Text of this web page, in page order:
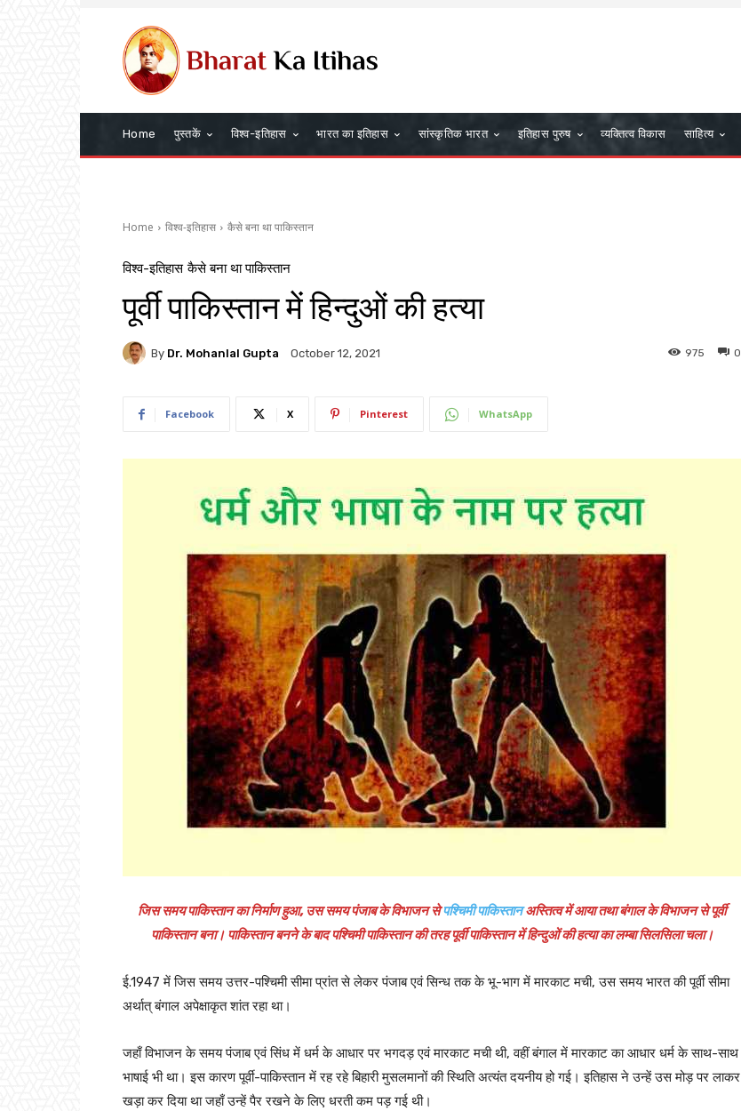
Home पुस्तकें विश्व-इतिहास भारत का इतिहास सांस्कृतिक भारत इतिहास पुरुष व्यक्तित्व विकास साहित्य
Home विश्व-इतिहास कैसे बना था पाकिस्तान
विश्व-इतिहास कैसे बना था पाकिस्तान
पूर्वी पाकिस्तान में हिन्दुओं की हत्या
By Dr. Mohanlal Gupta October 12, 2021 0
975
Facebook X Pinterest WhatsApp
जिस समय पाकिस्तान का निर्माण हुआ, उस समय पंजाब के विभाजन सेपश्चिमी पाकिस्तानअस्तित्व में आया तथा बंगाल के विभाजन से पूर्वी
पाकिस्तान बना। पाकिस्तान बनने के बाद पश्चिमी पाकिस्तान की तरह पूर्वी पाकिस्तान में हिन्दुओं की हत्या का लम्बा सिलसिला चला।
ई.1947 में जिस समय उत्तर-पश्चिमी सीमा प्रांत से लेकर पंजाब एवं सिन्ध तक के भू-भाग में मारकाट मची, उस समय भारत की पूर्वी सीमा
अर्थात् बंगाल अपेक्षाकृत शांत रहा था।
जहाँ विभाजन के समय पंजाब एवं सिंध में धर्म के आधार पर भगदड़ एवं मारकाट मची थी, वहीं बंगाल में मारकाट का आधार धर्म के साथ-साथ
भाषाई भी था। इस कारण पूर्वी-पाकिस्तान में रह रहे बिहारी मुसलमानों की स्थिति अत्यंत दयनीय हो गई। इतिहास ने उन्हें उस मोड़ पर लाकर
खड़ा कर दिया था जहाँ उन्हें पैर रखने के लिए धरती कम पड़ गई थी।